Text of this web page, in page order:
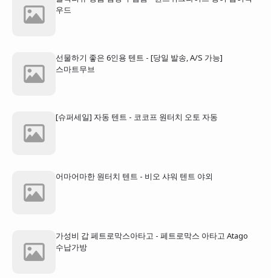
우드
선물하기 좋은 6인용 텐트 - [당일 발송, A/S 가능]
스마트무브
[슈퍼세일] 자동 텐트 - 코코프 원터치 오토 자동
어마어마한 원터치 텐트 - 비오 샤워 텐트 야외
가성비 갑 페트로막스아타고 - 페트로막스 아타고 Atago
수납가방